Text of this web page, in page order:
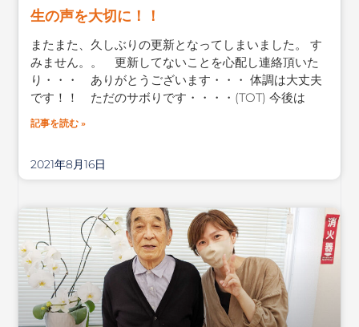
生の声を大切に！！
またまた、久しぶりの更新となってしまいました。 す
みません。。 更新してないことを心配し連絡頂いた
り・・・ ありがとうございます・・・ 体調は大丈夫
です！！ ただのサボりです・・・・(TOT) 今後は
記事を読む »
2021年8月16日